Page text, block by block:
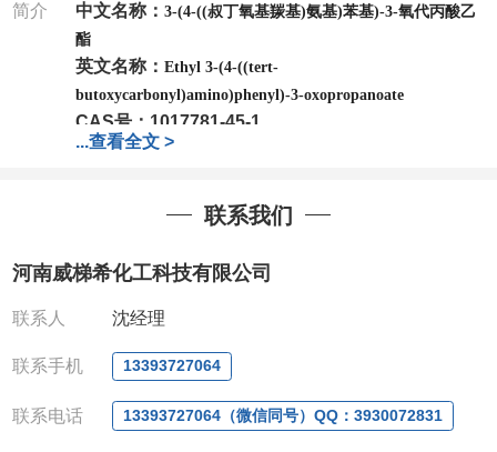
简介 中文名称： 3-(4-((叔丁氧基羰基)氨基)苯基)-3-氧代丙酸乙
酯
英文名称： Ethyl 3-(4-((tert-
butoxycarbonyl)amino)phenyl)-3-oxopropanoate
CAS号： 1017781-45-1
分子式：C16H21NO5
1Mg ; 5Mg;10Mg ;100Mg;250Mg ;500Mg
;1g;2.5g ;5g ;10g可根据客户需求进行分装
作中有用到的试剂,欢迎前来询购
全额退款,并承担所有运费。
QQ:3930072831
联系人: 沈晓东(欢迎致电,或QQ、微信联系)
...查看全文 >
联系我们
河南威梯希化工科技有限公司
联系人 沈经理
联系手机 13393727064
联系电话 13393727064（微信同号）QQ：3930072831